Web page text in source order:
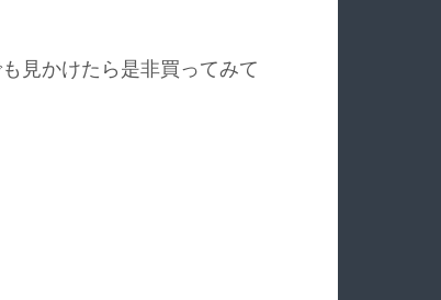
見かけたら是非買ってみて